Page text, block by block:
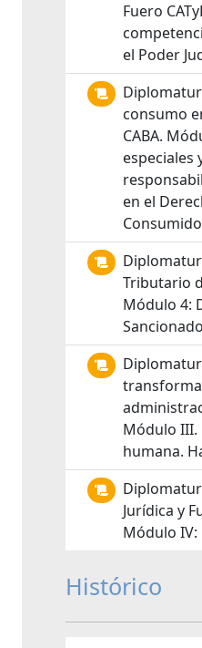
Fuero
el Poder
consumo
CABA.
especiales
en el
Tributario
Módulo 4:
Módulo III.
humana.
Jurídica y
Módulo IV:
Histórico